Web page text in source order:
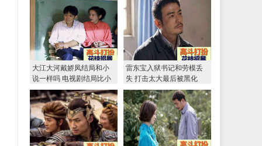
大江大河戴娇凤结局和小
说一样吗 电视剧结局比小
说惨多了
雷东宝入狱书记和劳模丢
失 打击太大最后被黑化